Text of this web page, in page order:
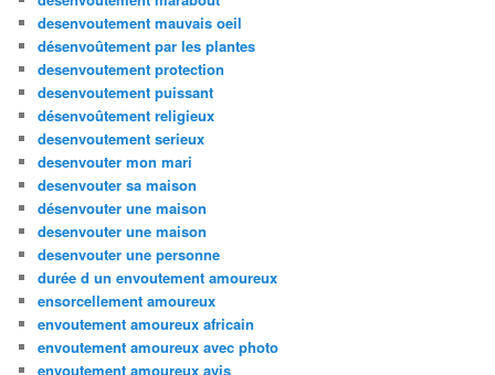
desenvoutement mauvais oeil
désenvoûtement par les plantes
desenvoutement protection
desenvoutement puissant
désenvoûtement religieux
desenvoutement serieux
desenvouter mon mari
desenvouter sa maison
désenvouter une maison
desenvouter une maison
desenvouter une personne
durée d un envoutement amoureux
ensorcellement amoureux
envoutement amoureux africain
envoutement amoureux avec photo
envoutement amoureux avis